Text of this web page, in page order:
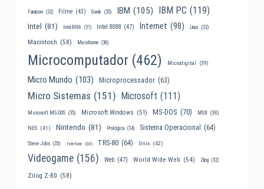
Famicom (32) Filme (43) Geek (35) IBM (105) IBM PC (119)
Intel (81) Intel 8086 (31) Intel 8088 (47) Internet (98) Linux (32)
Macintosh (58) Mainframe (36)
Microcomputador (462) Microdigital (39)
Micro Mundo (103) Microprocessador (63)
Micro Sistemas (151) Microsoft (111)
Microsoft MS-DOS (35) Microsoft Windows (51) MS-DOS (70) MSX (38)
NES (41) Nintendo (81) Prológica (34) Sistema Operacional (64)
Steve Jobs (35) Telefone (30) TRS-80 (64) Unix (42)
Videogame (156) Web (47) World Wide Web (54) Zilog (32)
Zilog Z-80 (58)